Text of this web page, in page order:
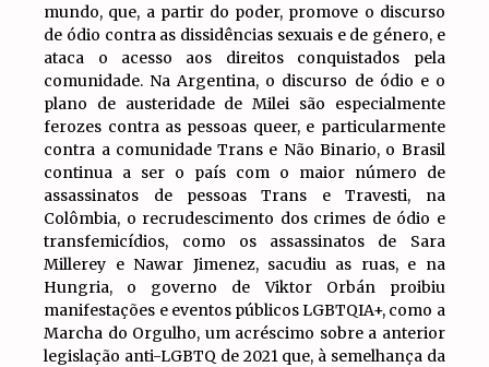
mundo, que, a partir do poder, promove o discurso
de ódio contra as dissidências sexuais e de género, e
ataca o acesso aos direitos conquistados pela
comunidade. Na Argentina, o discurso de ódio e o
plano de austeridade de Milei são especialmente
ferozes contra as pessoas queer, e particularmente
contra a comunidade Trans e Não Binario, o Brasil
continua a ser o país com o maior número de
assassinatos de pessoas Trans e Travesti, na
Colômbia, o recrudescimento dos crimes de ódio e
transfemicídios, como os assassinatos de Sara
Millerey e Nawar Jimenez, sacudiu as ruas, e na
Hungria, o governo de Viktor Orbán proibiu
manifestações e eventos públicos LGBTQIA+, como a
Marcha do Orgulho, um acréscimo sobre a anterior
legislação anti-LGBTQ de 2021 que, à semelhança da